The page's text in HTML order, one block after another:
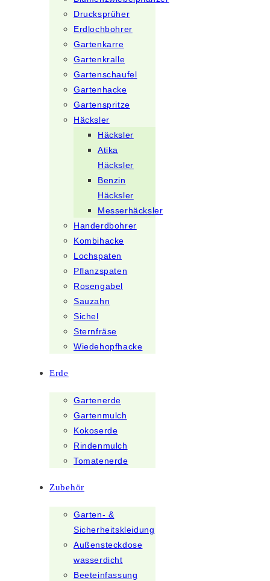
Drucksprüher
Erdlochbohrer
Gartenkarre
Gartenkralle
Gartenschaufel
Gartenhacke
Gartenspritze
Häcksler
Häcksler
Atika
Häcksler
Benzin
Häcksler
Messerhäcksler
Handerdbohrer
Kombihacke
Lochspaten
Pflanzspaten
Rosengabel
Sauzahn
Sichel
Sternfräse
Wiedehopfhacke
Erde
Gartenerde
Gartenmulch
Kokoserde
Rindenmulch
Tomatenerde
Zubehör
Garten- &
Sicherheitskleidung
Außensteckdose
wasserdicht
Beeteinfassung